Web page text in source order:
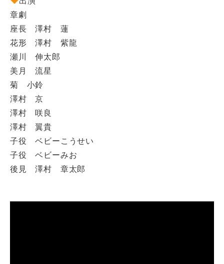
章劇
座長 澤村 蓮
花形 澤村 紫龍
瀬川 伸太郎
美月 流星
菊 小鈴
澤村 京
澤村 咲良
澤村 翼貴
子役 ベビーこうせい
子役 ベビーみお
後見 澤村 章太郎